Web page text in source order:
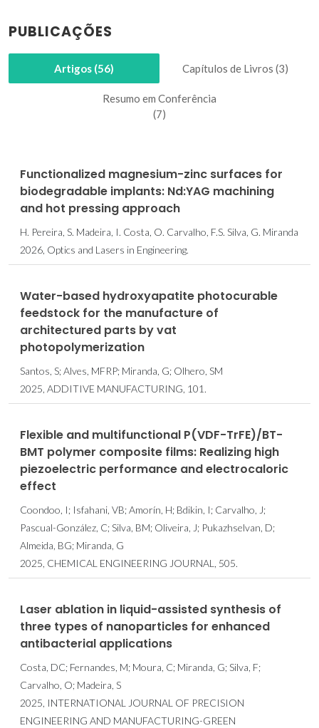
PUBLICAÇÕES
Artigos (56) Capítulos de Livros (3)
Resumo em Conferência
(7)
Functionalized magnesium-zinc surfaces for
biodegradable implants: Nd:YAG machining
and hot pressing approach
H. Pereira, S. Madeira, I. Costa, O. Carvalho, F.S. Silva, G. Miranda
2026, Optics and Lasers in Engineering.
Water-based hydroxyapatite photocurable
feedstock for the manufacture of
architectured parts by vat
photopolymerization
Santos, S; Alves, MFRP; Miranda, G; Olhero, SM
2025, ADDITIVE MANUFACTURING, 101.
Flexible and multifunctional P(VDF-TrFE)/BT-
BMT polymer composite films: Realizing high
piezoelectric performance and electrocaloric
effect
Coondoo, I; Isfahani, VB; Amorín, H; Bdikin, I; Carvalho, J;
Pascual-González, C; Silva, BM; Oliveira, J; Pukazhselvan, D;
Almeida, BG; Miranda, G
2025, CHEMICAL ENGINEERING JOURNAL, 505.
Laser ablation in liquid-assisted synthesis of
three types of nanoparticles for enhanced
antibacterial applications
Costa, DC; Fernandes, M; Moura, C; Miranda, G; Silva, F;
Carvalho, O; Madeira, S
2025, INTERNATIONAL JOURNAL OF PRECISION
ENGINEERING AND MANUFACTURING-GREEN